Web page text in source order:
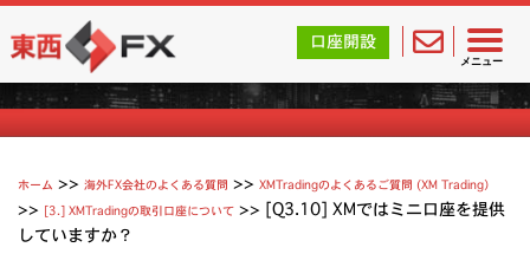
メニュー
東西FX｜海外FX会社（ブローカー）の無料口座開設サポ
口座開設
XMTradingのよくあるご質問
ホーム >>海外FX会社のよくある質問 >>XMTradingのよくあるご質問 (XM Trading）
>> [3.] XMTradingの取引口座について >> [Q3.10] XMではミニ口座を提供
していますか？